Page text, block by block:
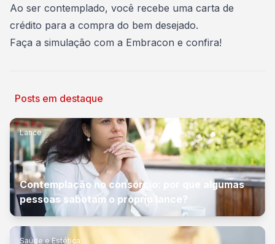
Ao ser contemplado, você recebe uma carta de
crédito para a compra do bem desejado.
Faça a simulação com a Embracon e confira!
Posts em destaque
Lance
Contemplação no consórcio: por que algumas
pessoas sabotam o próprio lance?
Saúde e Estética